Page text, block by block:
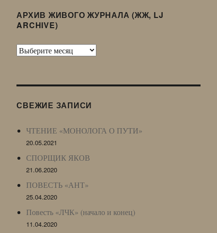
АРХИВ ЖИВОГО ЖУРНАЛА (ЖЖ, LJ
ARCHIVE)
Архив
LJ
СВЕЖИЕ ЗАПИСИ
ЧТЕНИЕ «МОНОЛОГА О ПУТИ»
20.05.2021
СПОРЩИК ЯКОВ
21.06.2020
ПОВЕСТЬ «АНТ»
25.04.2020
Повесть «ЛЧК» (начало и конец)
11.04.2020